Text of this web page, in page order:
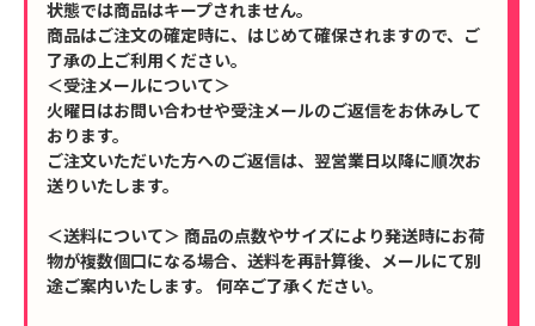
状態では商品はキープされません。
商品はご注文の確定時に、はじめて確保されますので、ご
了承の上ご利用ください。
＜受注メールについて＞
火曜日はお問い合わせや受注メールのご返信をお休みして
おります。
ご注文いただいた方へのご返信は、翌営業日以降に順次お
送りいたします。
＜送料について＞ 商品の点数やサイズにより発送時にお荷
物が複数個口になる場合、送料を再計算後、メールにて別
途ご案内いたします。 何卒ご了承ください。